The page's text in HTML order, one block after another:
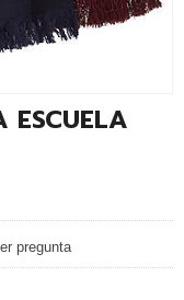
ESCUELA
pregunta